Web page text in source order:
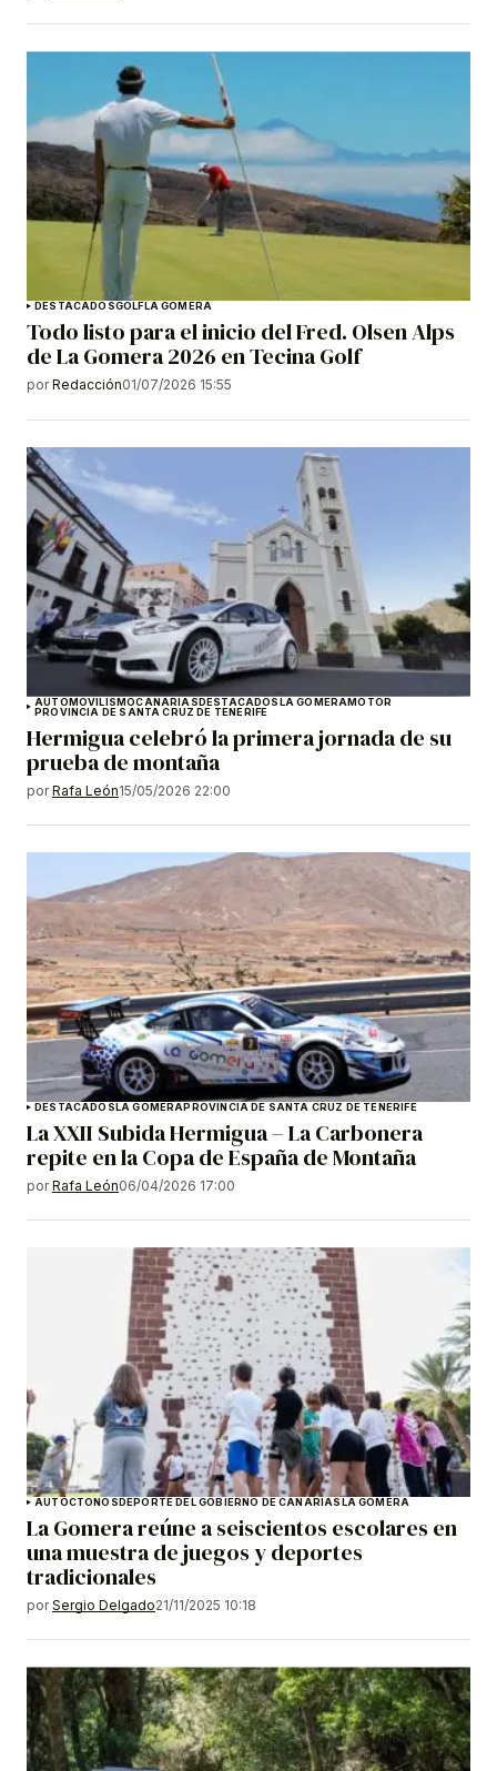
DESTACADOSGOLF LA GOMERA
Todo listo para el inicio del Fred. Olsen Alps
de La Gomera 2026 en Tecina Golf
por Redacción01/07/2026 15:55
AUTOMOVILISMOCANARIASDESTACADOSLA GOMERAMOTOR
PROVINCIA DE SANTA CRUZ DE TENERIFE
Hermigua celebró la primera jornada de su
prueba de montaña
por Rafa León15/05/2026 22:00
DESTACADOSLA GOMERAPROVINCIA DE SANTA CRUZ DE TENERIFE
La XXII Subida Hermigua – La Carbonera
repite en la Copa de España de Montaña
por Rafa León06/04/2026 17:00
AUTÓCTONOSDEPORTE DEL GOBIERNO DE CANARIASLA GOMERA
La Gomera reúne a seiscientos escolares en
una muestra de juegos y deportes
tradicionales
por Sergio Delgado21/11/2025 10:18